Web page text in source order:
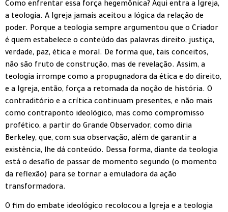
Como enfrentar essa força hegemônica? Aqui entra a Igreja,
a teologia. A Igreja jamais aceitou a lógica da relação de
poder. Porque a teologia sempre argumentou que o Criador
é quem estabelece o conteúdo das palavras direito, justiça,
verdade, paz, ética e moral. De forma que, tais conceitos,
não são fruto de construção, mas de revelação. Assim, a
teologia irrompe como a propugnadora da ética e do direito,
e a Igreja, então, força a retomada da noção de história. O
contraditório e a crítica continuam presentes, e não mais
como contraponto ideológico, mas como compromisso
profético, a partir do Grande Observador, como diria
Berkeley, que, com sua observação, além de garantir a
existência, lhe dá conteúdo. Dessa forma, diante da teologia
está o desafio de passar de momento segundo (o momento
da reflexão) para se tornar a emuladora da ação
transformadora.
O fim do embate ideológico recolocou a Igreja e a teologia